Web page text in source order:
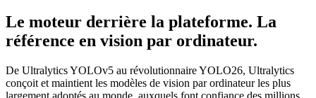
Le moteur derrière la plateforme. La
référence en vision par ordinateur.
De Ultralytics YOLOv5 au révolutionnaire YOLO26, Ultralytics
conçoit et maintient les modèles de vision par ordinateur les plus